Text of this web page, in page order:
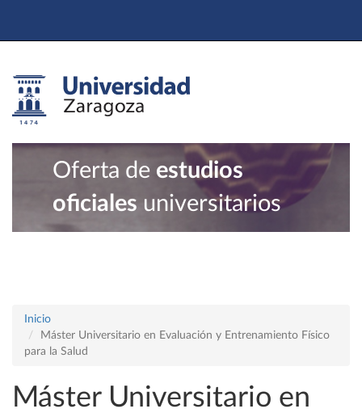
Oferta de estudios
oficiales universitarios
Inicio
Máster Universitario en Evaluación y Entrenamiento Físico
para la Salud
Máster Universitario en